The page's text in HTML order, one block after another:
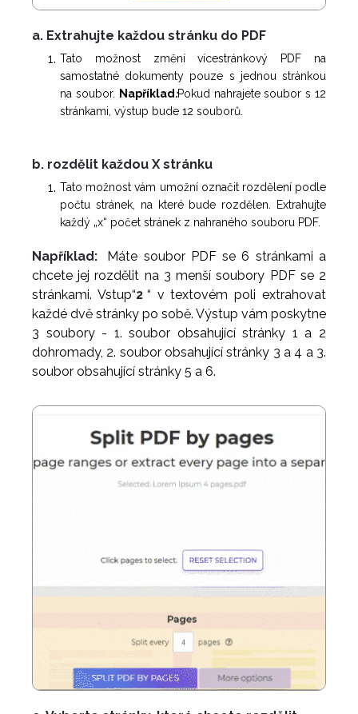
a. Extrahujte každou stránku do PDF
Tato možnost změní vícestránkový PDF na
samostatné dokumenty pouze s jednou stránkou
na soubor. Například:Pokud nahrajete soubor s 12
stránkami, výstup bude 12 souborů.
b. rozdělit každou X stránku
Tato možnost vám umožní označit rozdělení podle
počtu stránek, na které bude rozdělen. Extrahujte
každý „x“ počet stránek z nahraného souboru PDF.
Například:
Máte soubor PDF se 6 stránkami a
chcete jej rozdělit na 3 menší soubory PDF se 2
stránkami. Vstup“2 “ v textovém poli extrahovat
každé dvě stránky po sobě. Výstup vám poskytne
3 soubory - 1. soubor obsahující stránky 1 a 2
dohromady, 2. soubor obsahující stránky 3 a 4 a 3.
soubor obsahující stránky 5 a 6.